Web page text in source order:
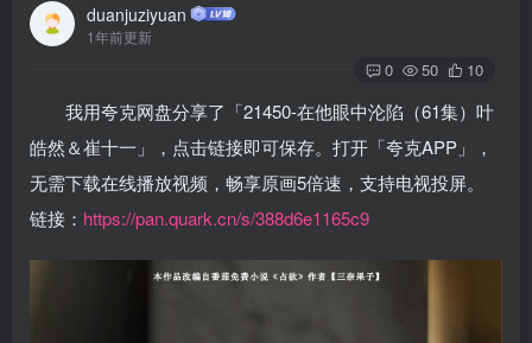
duanjuziyuan
1年前更新
0 50 10
我用夸克网盘分享了「21450-在他眼中沦陷（61集）叶
皓然＆崔十一」，点击链接即可保存。打开「夸克APP」，
无需下载在线播放视频，畅享原画5倍速，支持电视投屏。
链接： https://pan.quark.cn/s/388d6e1165c9